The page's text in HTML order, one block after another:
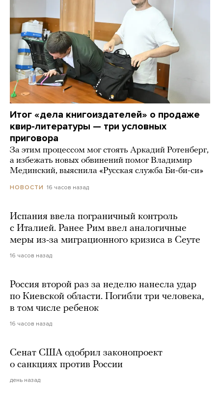
Итог «дела книгоиздателей» о продаже
квир-литературы — три условных
приговора
За этим процессом мог стоять Аркадий Ротенберг,
а избежать новых обвинений помог Владимир
Мединский, выяснила «Русская служба Би-би-си»
НОВОСТИ 16 часов назад
Испания ввела пограничный контроль
с Италией. Ранее Рим ввел аналогичные
меры из-за миграционного кризиса в Сеуте
16 часов назад
Россия второй раз за неделю нанесла удар
по Киевской области. Погибли три человека,
в том числе ребенок
16 часов назад
Сенат США одобрил законопроект
о санкциях против России
день назад